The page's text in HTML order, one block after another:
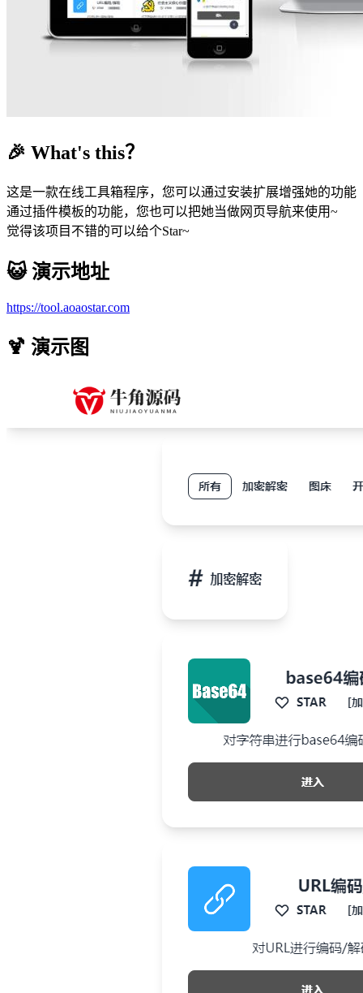
🎉 What's this？
这是一款在线工具箱程序，您可以通过安装扩展增强她的功能
通过插件模板的功能，您也可以把她当做网页导航来使用~
觉得该项目不错的可以给个Star~
😺 演示地址
https://tool.aoaostar.com
🍹 演示图